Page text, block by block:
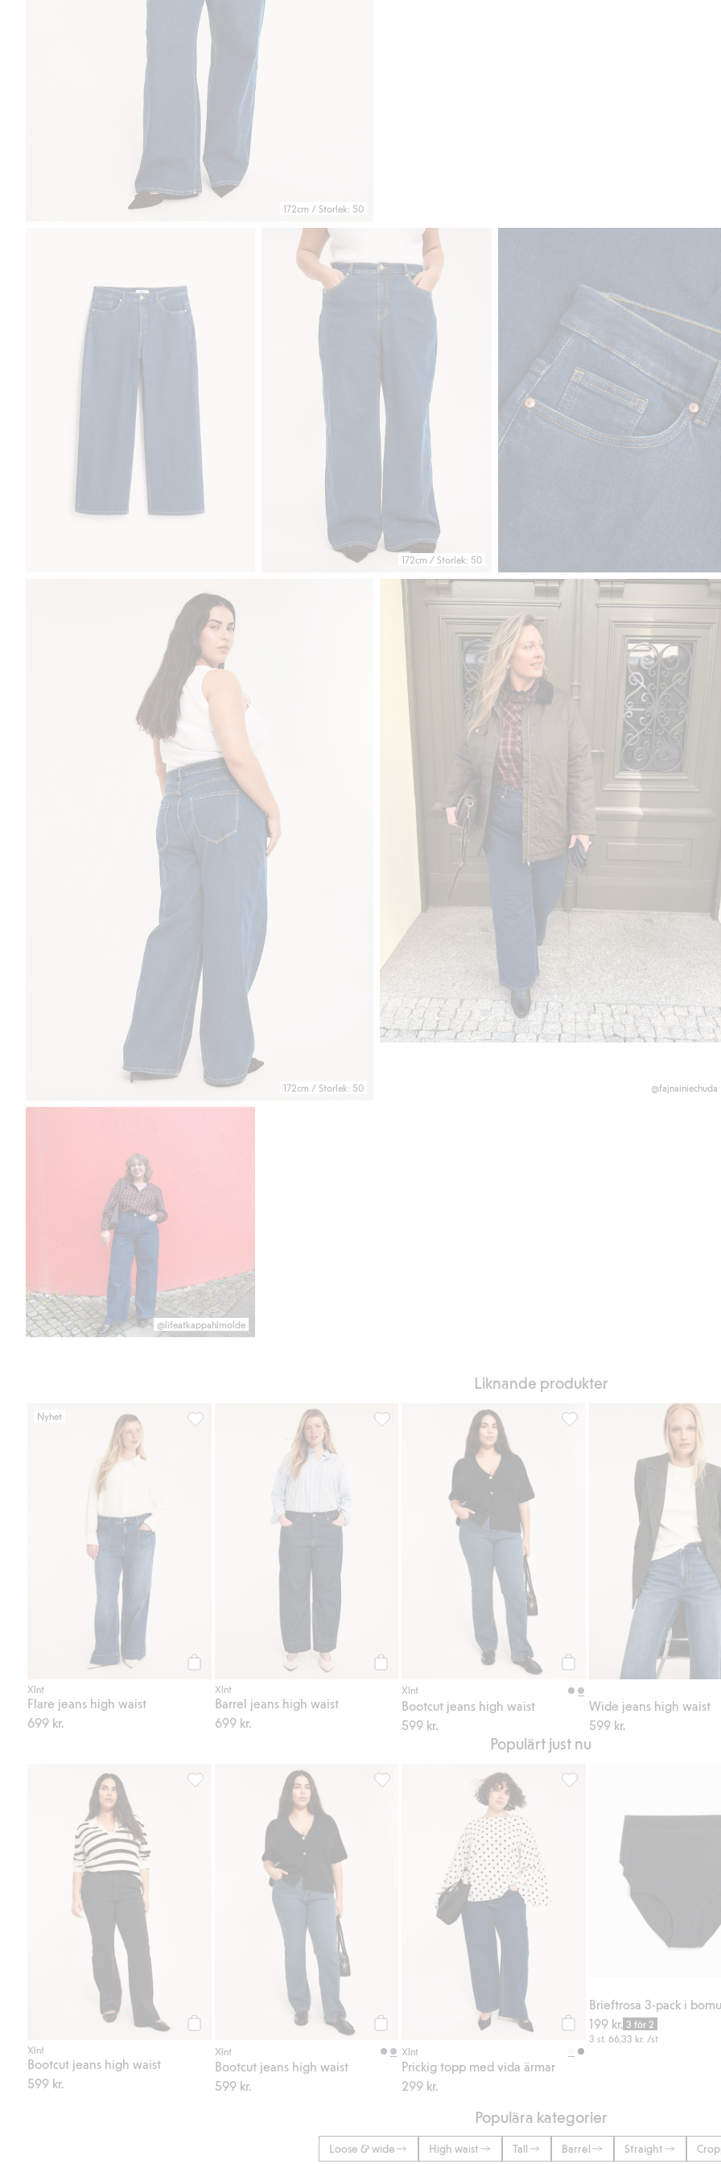
172cm / Storlek: 50
172cm / Storlek: 50
172cm / Storlek: 50 @fajnainiechuda
@lifeatkappahlmolde
Liknande produkter
Nyhet
Xlnt
Flare jeans high waist
699 kr.
Flare jeans high waist, Lägg till i favoriter
Xlnt
Barrel jeans high waist
699 kr.
Barrel jeans high waist, Lägg till i favoriter
Xlnt
Bootcut jeans high waist
599 kr.
Bootcut jeans high waist,
Wide jeans high waist
599 kr.
Populärt just nu
Xlnt
Bootcut jeans high waist
599 kr.
Bootcut jeans high waist, Lägg till i favoriter
Xlnt
Bootcut jeans high waist
599 kr.
Bootcut jeans high waist, Lägg till i favoriter
Xlnt
Prickig topp med vida ärmar
299 kr.
Brieftrosa 3-pack i
199 kr. 3 för 2
3 st.66,33 kr. /st
Populära kategorier
Loose & wide High waist Tall Barrel Straight